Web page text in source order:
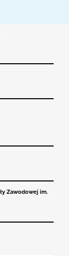
Zawodowej im.